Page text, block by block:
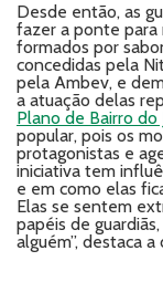
Desde então, as
fazer a ponte para
formados por
concedidas pela
pela Ambev, e
a atuação delas
Plano de Bairro do
popular, pois os
protagonistas e
iniciativa tem
e em como elas
Elas se sentem
papéis de
alguém”, destaca a